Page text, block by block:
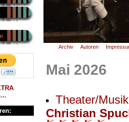
Archiv Autoren
Mai 2026
Theater/
Christian